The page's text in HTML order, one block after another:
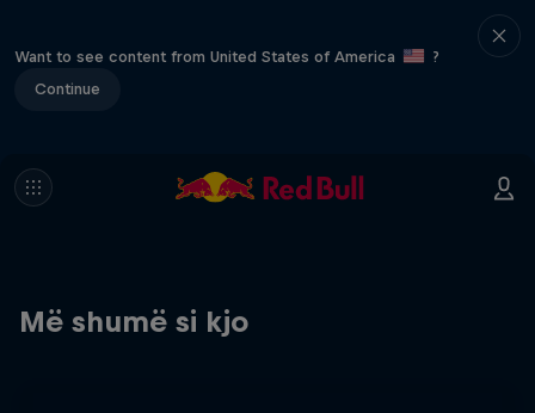
Want to see content from United States of America
?
Continue
Më shumë si kjo